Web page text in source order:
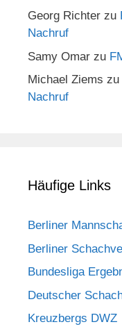
Georg Richter zu
Nachruf
Samy Omar zu
Michael Ziems zu
Nachruf
Häufige Links
Berliner
Berliner
Bundesliga
Deutscher
Kreuzbergs DWZ